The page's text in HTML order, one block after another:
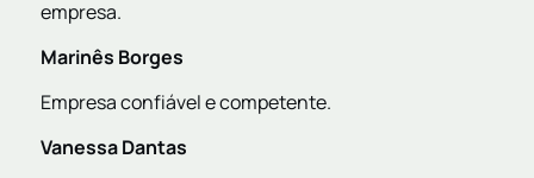
empresa.
Marinês Borges
Empresa confiável e competente.
Vanessa Dantas